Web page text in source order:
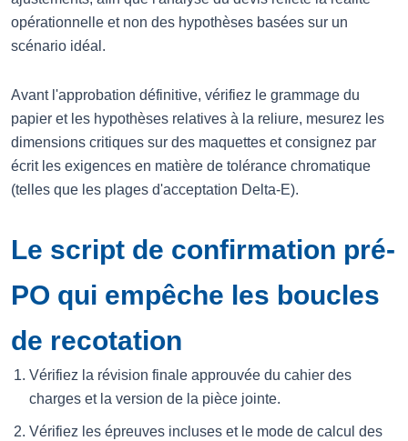
opérationnelle et non des hypothèses basées sur un
scénario idéal.
Avant l'approbation définitive, vérifiez le grammage du
papier et les hypothèses relatives à la reliure, mesurez les
dimensions critiques sur des maquettes et consignez par
écrit les exigences en matière de tolérance chromatique
(telles que les plages d'acceptation Delta-E).
Le script de confirmation pré-
PO qui empêche les boucles
de recotation
Vérifiez la révision finale approuvée du cahier des
charges et la version de la pièce jointe.
Vérifiez les épreuves incluses et le mode de calcul des